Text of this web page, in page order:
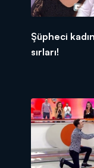
Şüpheci
sırları!